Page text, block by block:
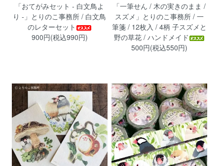
「おてがみセット - 白文鳥よ
り -」とりのこ事務所 / 白文鳥
のレターセット
900円(税込990円)
「一筆せん / 木の実きのまま /
スズメ」とりのこ事務所 / 一
筆箋 / 12枚入 / 4柄 子スズメと
野の草花 / ハンドメイド
500円(税込550円)